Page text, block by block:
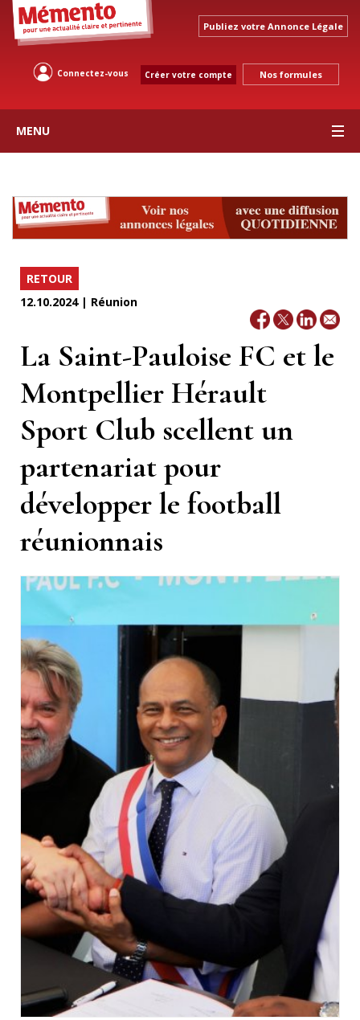
Publiez votre Annonce Légale
Connectez-vous Créer votre compte Nos formules
MENU
RETOUR
12.10.2024 | Réunion
La Saint-Pauloise FC et le
Montpellier Hérault
Sport Club scellent un
partenariat pour
développer le football
réunionnais